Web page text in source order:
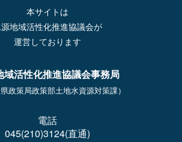
本サイトは
地域活性化推進協議会が
運営しております
域活性化推進協議会事務局
県政策局政策部土地水資源対策課）
電話
045(210)3124(直通)